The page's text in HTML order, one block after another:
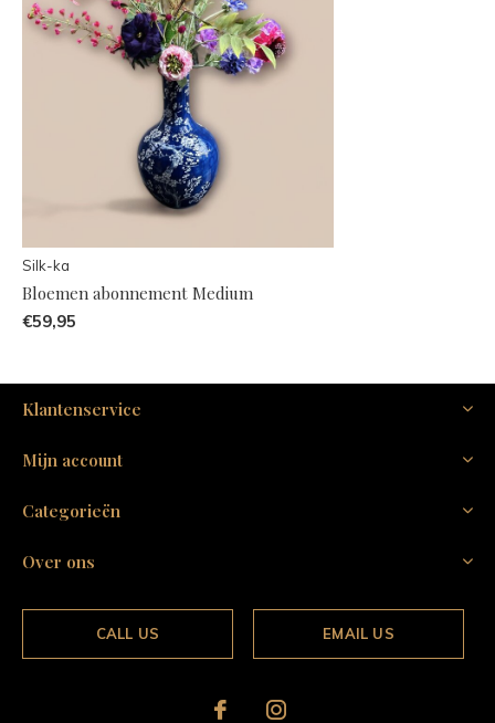
Silk-ka
Bloemen abonnement Medium
€59,95
Klantenservice
Mijn account
Categorieën
Over ons
CALL US EMAIL US